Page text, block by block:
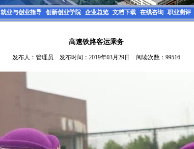
就业与创业指导 创新创业学院 企业总览 文档下载 在线咨询 职业测评
高速铁路客运乘务
发布人：管理员 发布时间：2019年03月29日 阅读次数：99516